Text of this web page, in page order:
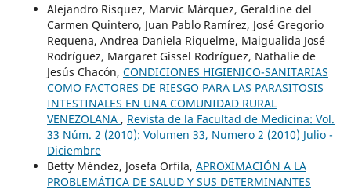
Alejandro Rísquez, Marvic Márquez, Geraldine del
Carmen Quintero, Juan Pablo Ramírez, José Gregorio
Requena, Andrea Daniela Riquelme, Maigualida José
Rodríguez, Margaret Gissel Rodríguez, Nathalie de
Jesús Chacón, CONDICIONES HIGIENICO-SANITARIAS
COMO FACTORES DE RIESGO PARA LAS PARASITOSIS
INTESTINALES EN UNA COMUNIDAD RURAL
VENEZOLANA , Revista de la Facultad de Medicina: Vol.
33 Núm. 2 (2010): Volumen 33, Numero 2 (2010) Julio -
Diciembre
Betty Méndez, Josefa Orfila, APROXIMACIÓN A LA
PROBLEMÁTICA DE SALUD Y SUS DETERMINANTES